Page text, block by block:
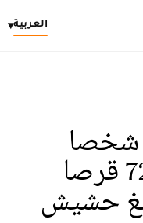
العربية▾
شخصا
متلبسا بحيازة 7200 قرصا